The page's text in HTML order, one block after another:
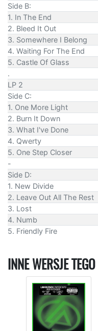
Side B:
1. In The End
2. Bleed It Out
3. Somewhere I Belong
4. Waiting For The End
5. Castle Of Glass
.
LP 2
Side C:
1. One More Light
2. Burn It Down
3. What I've Done
4. Qwerty
5. One Step Closer
-
Side D:
1. New Divide
2. Leave Out All The Rest
3. Lost
4. Numb
5. Friendly Fire
INNE WERSJE